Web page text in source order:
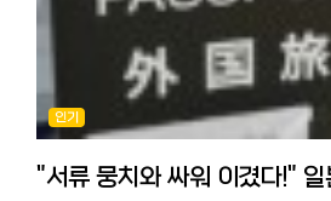
쇼핑몰보다 저렴한 걸로 유명한 한국 구
프라임 이용자는 익일~2일 내에 도착하
라쿠텐 이용자라면 익일~3일 내에 도착
발송이라 배송비가 저렴하고 배송이 빠
제휴가 많아 안전하고, 대량 구매가 이득
【추천기사】 일본에서 한국옷 싸게 사기
https://korean.co.jp/life2/173 일본에서 맛있는 김치 사는 법과 현지
한국인 추천 김치 (슈퍼, 인터넷)
인터넷 개통과 설치] 거주 한국인 추천 6
'웰카츠'를 아시나요? 포인트 가치를 1.5배로 만드는
거주자들만 아는 짠테크 정보인데요. 매
(Welcia)'**에서는 V-포인트를 사용할
예: 2,000포인트 보유 시 -> 3,000엔어치 쇼핑 가능! 이
동안 포인트를 모았다가 생필품을 쟁여두
전략입니다. 4. 아직도 동전 지갑이 필요한 순간 (거주자 피셜) 물론 여전히
현금이 필요한 순간은 있습니다. 동네 맛집(라멘집 등): 여전히 식권
발매기를 사용하는 곳은 현금만 받는 경우가 많습니다.
의외로 대형 병원을 제외하고는 현금 결
인기